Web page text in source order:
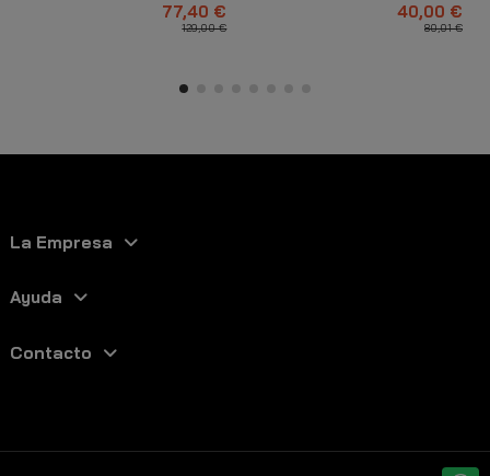
77,40 €
129,00 €
40,00 €
80,01 €
La Empresa
Ayuda
Contacto